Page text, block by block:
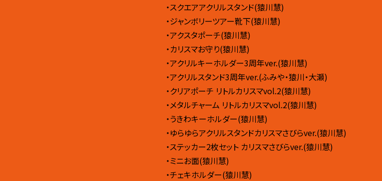
・スクエアアクリルスタンド(猿川慧)
・ジャンボリーツアー靴下(猿川慧)
・アクスタポーチ(猿川慧)
・カリスマお守り(猿川慧)
・アクリルキーホルダー3周年ver.(猿川慧)
・アクリルスタンド3周年ver.(ふみや・猿川・大瀬)
・クリアポーチ リトルカリスマvol.2(猿川慧)
・メタルチャーム リトルカリスマvol.2(猿川慧)
・うきわキーホルダー(猿川慧)
・ゆらゆらアクリルスタンドカリスマさびらver.(猿川慧)
・ステッカー2枚セット カリスマさびらver.(猿川慧)
・ミニお面(猿川慧)
・チェキホルダー(猿川慧)